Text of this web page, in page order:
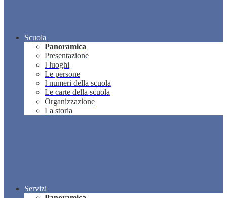
Scuola
Panoramica
Presentazione
I luoghi
Le persone
I numeri della scuola
Le carte della scuola
Organizzazione
La storia
Servizi